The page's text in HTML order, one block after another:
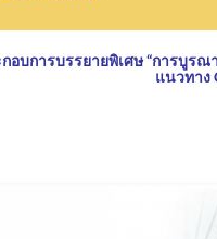
กอบการบรรยายพิเศษ “การบูร
แนวทาง